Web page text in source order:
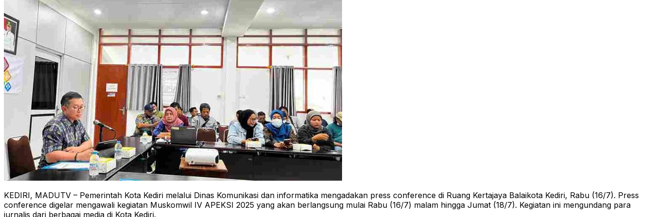
KEDIRI, MADUTV – Pemerintah Kota Kediri melalui Dinas Komunikasi dan informatika mengadakan press conference di Ruang Kertajaya Balaikota Kediri, Rabu (16/7). Press
conference digelar mengawali kegiatan Muskomwil IV APEKSI 2025 yang akan berlangsung mulai Rabu (16/7) malam hingga Jumat (18/7). Kegiatan ini mengundang para
jurnalis dari berbagai media di Kota Kediri.